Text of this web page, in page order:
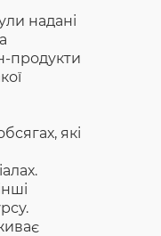
надані
продукти
які